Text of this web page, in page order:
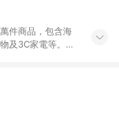
件商品，包含海
及3C家電等。全
定 iPhone17 將不